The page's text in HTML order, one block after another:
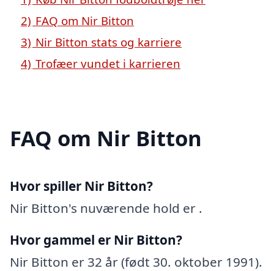
2) FAQ om Nir Bitton
3) Nir Bitton stats og karriere
4) Trofæer vundet i karrieren
FAQ om Nir Bitton
Hvor spiller Nir Bitton?
Nir Bitton's nuværende hold er .
Hvor gammel er Nir Bitton?
Nir Bitton er 32 år (født 30. oktober 1991).